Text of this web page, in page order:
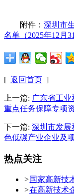
附件： 深圳市
名单（2025年12月
[ 返回首页 ]
上一篇: 广东省工
重点任务保障专项
下一篇: 深圳市发展
色低碳产业企业及
热点关注
>国家高新技
>在高新技术